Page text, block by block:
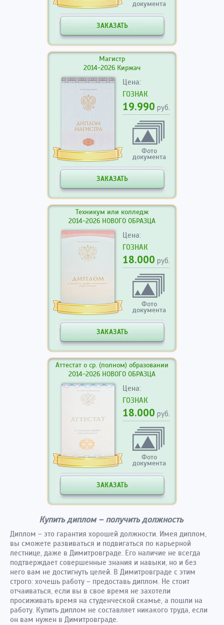
документа
ЗАКАЗАТЬ
Магистр
2014-2026 Киржач
Цена:
ГОЗНАК
19.990 руб.
Фото
документа
ЗАКАЗАТЬ
Техникум или колледж
2014-2026 НОВОГО ОБРАЗЦА
Цена:
ГОЗНАК
18.000 руб.
Фото
документа
ЗАКАЗАТЬ
Аттестат о ср. (полном) образовании
2014-2026 НОВОГО ОБРАЗЦА
Цена:
ГОЗНАК
18.000 руб.
Фото
документа
ЗАКАЗАТЬ
Купить диплом – получить должность
Диплом – это гарантия хорошей должности. Имея диплом,
вы сможете развиваться и подвигаться по карьерной
лестнице, даже в Димитровграде. Его наличие не всегда
подтверждает совершенные знания и навыки, но и без
него вам не достигнуть целей. В Димитровграде с этим
строго: хочешь работу – предоставь диплом. Не стоит
отчаиваться, если вы в свое время не захотели
просиживать время на студенческой скамье, а пошли на
работу. Купить диплом не составляет никакого труда, если
он вам нужен в Димитровграде.